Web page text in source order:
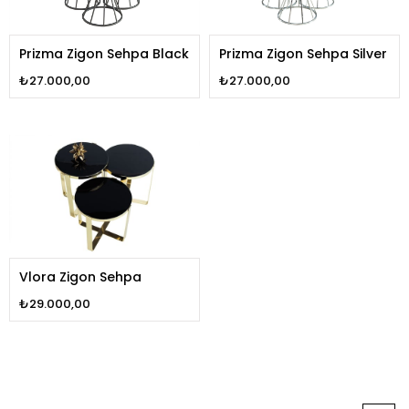
Prizma Zigon Sehpa Black
₺27.000,00
Prizma Zigon Sehpa Silver
₺27.000,00
Vlora Zigon Sehpa
₺29.000,00